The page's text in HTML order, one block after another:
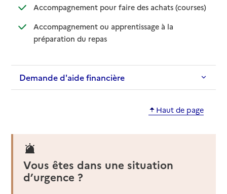
Accompagnement pour faire des achats (courses)
:
: non
Accompagnement ou apprentissage à la
préparation du repas: disponible
: non disponible
Demande d'aide financière
Haut de page
Vous êtes dans une situation
d’urgence ?